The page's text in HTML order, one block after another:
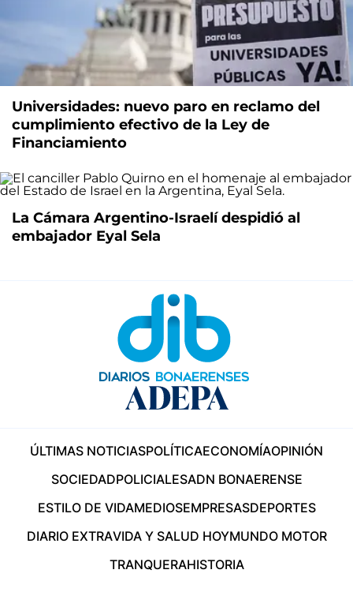
Universidades: nuevo paro en reclamo del
cumplimiento efectivo de la Ley de
Financiamiento
La Cámara Argentino-Israelí despidió al
embajador Eyal Sela
ÚLTIMAS NOTICIASPOLÍTICAECONOMÍAOPINIÓN
SOCIEDADPOLICIALESADN BONAERENSE
ESTILO DE VIDAMEDIOSEMPRESASDEPORTES
DIARIO EXTRAVIDA Y SALUD HOYMUNDO MOTOR
TRANQUERAHISTORIA